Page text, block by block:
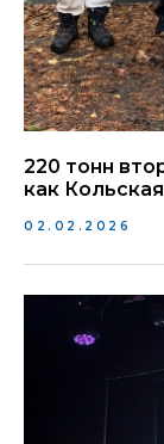
220 тонн
как
02.02.2026